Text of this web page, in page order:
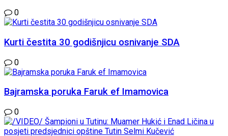
0
Kurti čestita 30 godišnjicu osnivanje SDA
0
Bajramska poruka Faruk ef Imamovica
0